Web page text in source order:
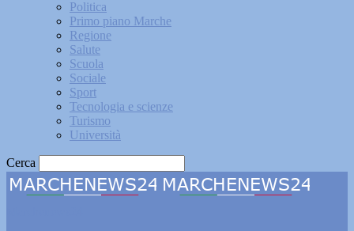
Politica
Primo piano Marche
Regione
Salute
Scuola
Sociale
Sport
Tecnologia e scienze
Turismo
Università
Cerca